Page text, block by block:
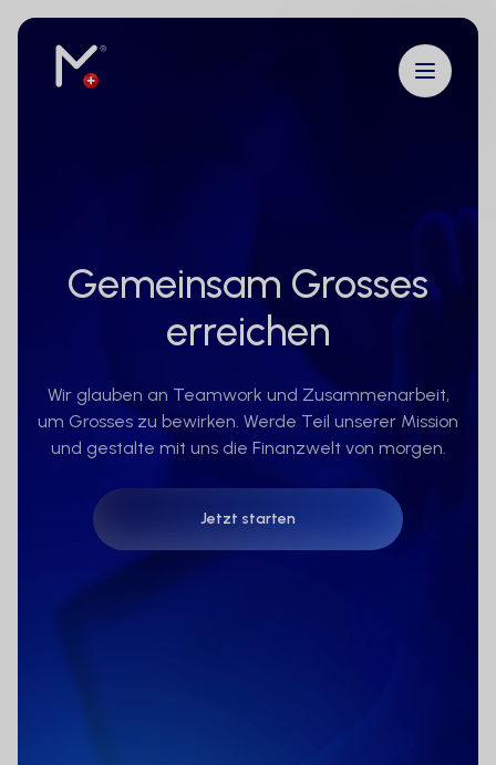
Gemeinsam Grosses
erreichen
Wir glauben an Teamwork und Zusammenarbeit,
um Grosses zu bewirken. Werde Teil unserer Mission
und gestalte mit uns die Finanzwelt von morgen.
Jetzt starten